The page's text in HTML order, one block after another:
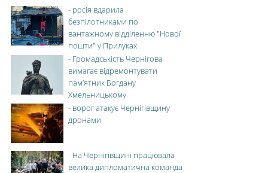
- росія вдарила
безпілотниками по
вантажному відділенню "Нової
пошти" у Прилуках
- Громадськість Чернігова
вимагає відремонтувати
пам’ятник Богдану
Хмельницькому
- ворог атакує Чернігівщину
дронами
- На Чернігівщині працювала
велика дипломатична команда